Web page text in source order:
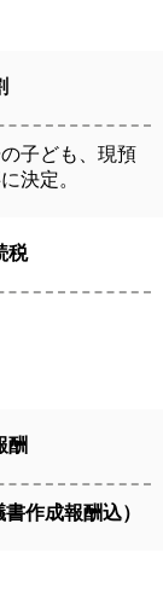
子ども、現預
決定。
税
酬
作成報酬込）